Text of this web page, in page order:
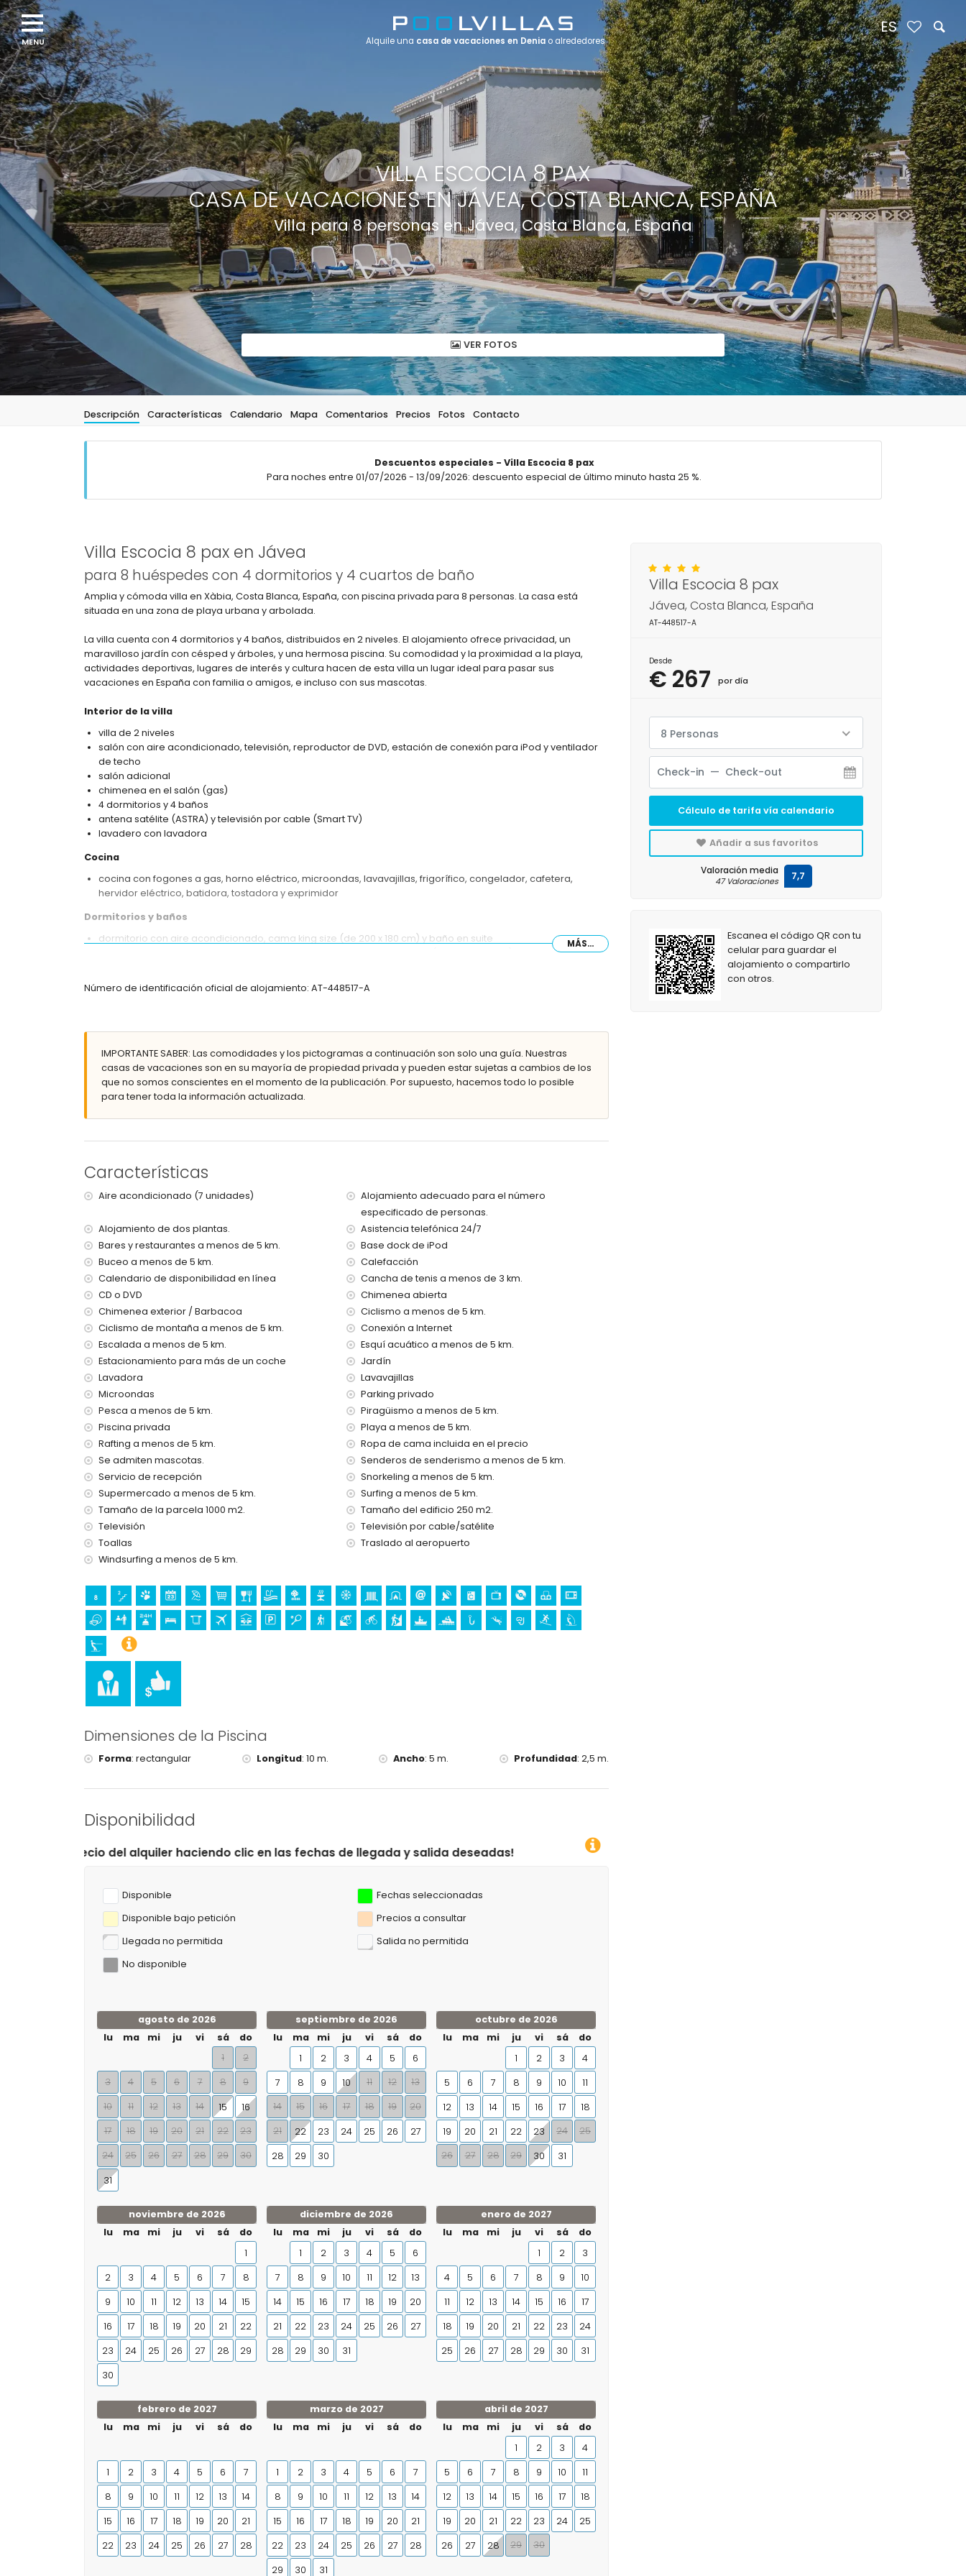
VILLA ESCOCIA 8 PAX
CASA DE VACACIONES EN JÁVEA, COSTA BLANCA, ESPAÑA
Villa para 8 personas en Jávea, Costa Blanca, España
VER FOTOS
Descripción Características Calendario Mapa Comentarios Precios Fotos Contacto
Descuentos especiales - Villa Escocia 8 pax
Para noches entre 01/07/2026 - 13/09/2026: descuento especial de último minuto hasta 25 %.
Villa Escocia 8 pax en Jávea
para 8 huéspedes con 4 dormitorios y 4 cuartos de baño
Amplia y cómoda villa en Xàbia, Costa Blanca, España, con piscina privada para 8 personas. La casa está
situada en una zona de playa urbana y arbolada.
La villa cuenta con 4 dormitorios y 4 baños, distribuidos en 2 niveles. El alojamiento ofrece privacidad, un
maravilloso jardín con césped y árboles, y una hermosa piscina. Su comodidad y la proximidad a la playa,
actividades deportivas, lugares de interés y cultura hacen de esta villa un lugar ideal para pasar sus
vacaciones en España con familia o amigos, e incluso con sus mascotas.
Interior de la villa
villa de 2 niveles
salón con aire acondicionado, televisión, reproductor de DVD, estación de conexión para iPod y ventilador
de techo
salón adicional
chimenea en el salón (gas)
4 dormitorios y 4 baños
antena satélite (ASTRA) y televisión por cable (Smart TV)
lavadero con lavadora
Cocina
cocina con fogones a gas, horno eléctrico, microondas, lavavajillas, frigorífico, congelador, cafetera,
hervidor eléctrico, batidora, tostadora y exprimidor
Dormitorios y baños
dormitorio con aire acondicionado, cama king size (de 200 x 180 cm) y baño en suite
baño en suite con lavabo individual, combinación de bañera/ducha, bidé y WC
2 baños cada uno con lavabo individual, combinación de bañera/ducha y WC
Exterior de la villa
parcela vallada
piscina privada de 10m x 5m y 2.5m de profundidad
maravilloso jardín con césped, árboles y muebles de jardín con tumbonas
2 terrazas
garaje privado y espacio de estacionamiento privado
Más información
río o costa más cercana: Mediterráneo, Xàbia (a menos de 5 kilómetros de la villa)
playa más cercana: El Arenal, Xàbia (a menos de 5 kilómetros de la villa)
puerto más cercano: Puerto Aduanas del Mar, Xàbia (a menos de 5 kilómetros de la villa)
aeropuerto más cercano: Alicante (a menos de 100 kilómetros de la villa)
segundo aeropuerto más cercano: Valencia (> 100 kilómetros)
se admiten mascotas
el alojamiento es muy adecuado para familias con niños
Instalaciones y servicios incluidos en el precio de alquiler de la villa
internet (fibra óptica)
aspiradora y plancha con tabla de planchar
ropa de cama y toallas
servicio de recepción y servicio de emergencia 24 horas
calefacción de aire y con aire acondicionado
Instalaciones y servicios con coste extra
servicio de aeropuerto
cama extra y camas/cunas para niños (bajo demanda)
Lugares de interés y cultura en Xàbia, Costa Blanca
museo (Histórico de Xàbia, Xàbia), iglesia (Virgen de Loreto, Puerto, Xàbia), ruina (Molinos de Viento, Xàbia),
monumento (Pueblo de Xàbia, Xàbia), edificio arquitectónico (Pueblo de Xàbia, Xàbia), lugar histórico
(Pueblo de Xàbia y Xàbia) (a menos de 10 kilómetros del alojamiento)
palacio (Valencia) (a menos de 25 kilómetros del alojamiento)
Deportes
windsurf y esquí acuático (a menos de 5 kilómetros de la villa)
golf (Club de Golf, Xàbia) y equitación (a menos de 10 kilómetros de la villa)
MÁS...
Número de identificación oficial de alojamiento: AT-448517-A
IMPORTANTE SABER: Las comodidades y los pictogramas a continuación son solo una guía. Nuestras
casas de vacaciones son en su mayoría de propiedad privada y pueden estar sujetas a cambios de los
que no somos conscientes en el momento de la publicación. Por supuesto, hacemos todo lo posible
para tener toda la información actualizada.
Características
Aire acondicionado (7 unidades)
Alojamiento adecuado para el número
especificado de personas.
Alojamiento de dos plantas.
Asistencia telefónica 24/7
Bares y restaurantes a menos de 5 km.
Base dock de iPod
Buceo a menos de 5 km.
Calefacción
Calendario de disponibilidad en línea
Cancha de tenis a menos de 3 km.
CD o DVD
Chimenea abierta
Chimenea exterior / Barbacoa
Ciclismo a menos de 5 km.
Ciclismo de montaña a menos de 5 km.
Conexión a Internet
Escalada a menos de 5 km.
Esquí acuático a menos de 5 km.
Estacionamiento para más de un coche
Jardín
Lavadora
Lavavajillas
Microondas
Parking privado
Pesca a menos de 5 km.
Piragüismo a menos de 5 km.
Piscina privada
Playa a menos de 5 km.
Rafting a menos de 5 km.
Ropa de cama incluida en el precio
Se admiten mascotas.
Senderos de senderismo a menos de 5 km.
Servicio de recepción
Snorkeling a menos de 5 km.
Supermercado a menos de 5 km.
Surfing a menos de 5 km.
Tamaño de la parcela 1000 m2.
Tamaño del edificio 250 m2.
Televisión
Televisión por cable/satélite
Toallas
Traslado al aeropuerto
Windsurfing a menos de 5 km.
Dimensiones de la Piscina
Forma: rectangular Longitud: 10 m. Ancho:5 m. Profundidad: 2,5 m.
Disponibilidad
alquiler haciendo clic en las fechas de llegada y salida deseadas!
Disponible
Fechas seleccionadas
Disponible bajo petición
Precios a consultar
Llegada no permitida
Salida no permitida
No disponible
agosto de 2026
lu
ma mi ju vi sá
do
1
2
3
4 5 6 7 8
9
10
11 12 13 14 15
16
17
18 19 20 21 22
23
24
25 26 27 28 29 30
31
septiembre de 2026
lu
ma mi ju vi sá
do
1
2 3 4 5
6
7
8 9 10 11 12
13
14
15 16 17 18 19
20
21
22 23 24 25 26
27
28
29 30
octubre de 2026
lu
ma mi ju vi sá
do
1
2 3
4
5
6 7 8 9 10
11
12
13 14 15 16 17
18
19
20 21 22 23 24
25
26
27 28 29 30 31
noviembre de 2026
lu
ma mi ju vi sá
do
1
2
3 4 5 6 7
8
9
10 11 12 13 14
15
16
17 18 19 20 21
22
23
24 25 26 27 28
29
30
diciembre de 2026
lu
ma mi ju vi sá
do
1
2 3 4 5
6
7
8 9 10 11 12
13
14
15 16 17 18 19
20
21
22 23 24 25 26
27
28
29 30 31
enero de 2027
lu
ma mi ju vi sá
do
1
2
3
4
5 6 7 8 9
10
11
12 13 14 15 16
17
18
19 20 21 22 23
24
25
26 27 28 29 30 31
febrero de 2027
lu
ma mi ju vi sá do
1 2 3 4 5 6
7
8
9 10 11 12 13
14
15
16 17 18 19 20
21
22
23 24 25 26 27 28
marzo de 2027
lu
ma mi ju vi sá do
1 2 3 4 5 6
7
8
9 10 11 12 13
14
15
16 17 18 19 20
21
22
23 24 25 26 27
28
29
30 31
abril de 2027
lu
ma mi ju vi sá
do
1
2 3
4
5
6 7 8 9 10
11
12
13 14 15 16 17
18
19
20 21 22 23 24
25
26
27 28 29 30
Villa Escocia 8 pax
Jávea, Costa Blanca, España
AT-448517-A
Desde
€ 267 por día
8 Personas
Cálculo de tarifa vía calendario
Añadir a sus favoritos
Valoración media
47 Valoraciones 7,7
Escanea el código QR con tu
celular para guardar el
alojamiento o compartirlo
con otros.
Alquile una casa de vacaciones en Deniao alrededores
ES